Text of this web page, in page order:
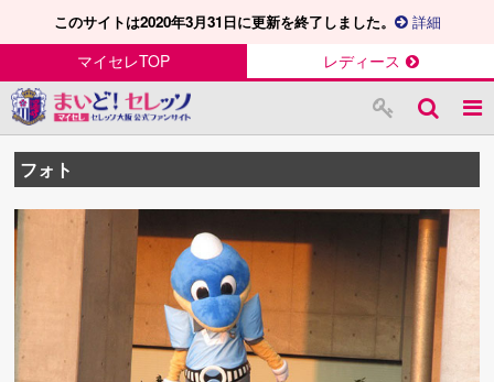
このサイトは2020年3月31日に更新を終了しました。 詳細
マイセレTOP レディース
フォト